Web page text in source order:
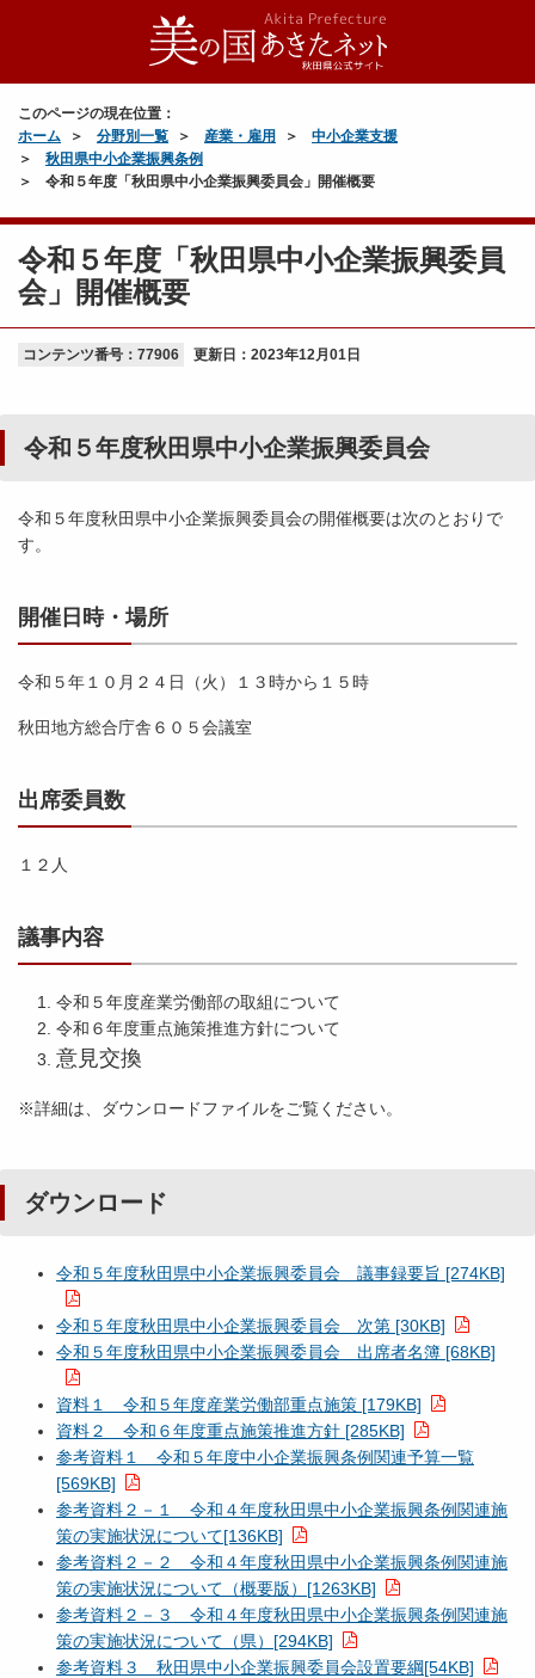
このページの現在位置：
ホーム
分野別一覧 産業・雇用
中小企業支援
秋田県中小企業振興条例
令和５年度「秋田県中小企業振興委員会」開催概要
令和５年度「秋田県中小企業振興委員
会」開催概要
コンテンツ番号：77906 更新日： 2023年12月01日
令和５年度秋田県中小企業振興委員会
令和５年度秋田県中小企業振興委員会の開催概要は次のとおりで
す。
開催日時・場所
令和５年１０月２４日（火）１３時から１５時
秋田地方総合庁舎６０５会議室
出席委員数
１２人
議事内容
令和５年度産業労働部の取組について
令和６年度重点施策推進方針について
意見交換
※詳細は、ダウンロードファイルをご覧ください。
ダウンロード
令和５年度秋田県中小企業振興委員会 議事録要旨 [274KB]
令和５年度秋田県中小企業振興委員会 次第 [30KB]
令和５年度秋田県中小企業振興委員会 出席者名簿 [68KB]
資料１ 令和５年度産業労働部重点施策 [179KB]
資料２ 令和６年度重点施策推進方針 [285KB]
参考資料１ 令和５年度中小企業振興条例関連予算一覧
[569KB]
参考資料２－１ 令和４年度秋田県中小企業振興条例関連施
策の実施状況について[136KB]
参考資料２－２ 令和４年度秋田県中小企業振興条例関連施
策の実施状況について（概要版）[1263KB]
参考資料２－３ 令和４年度秋田県中小企業振興条例関連施
策の実施状況について（県）[294KB]
参考資料３ 秋田県中小企業振興委員会設置要綱[54KB]